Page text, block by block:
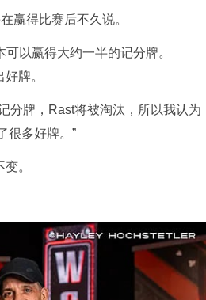
赢得比赛后不久说。
以赢得大约一半的记分牌。
牌。
分牌，Rast将被淘汰，所以我认为
很多好牌。”
。